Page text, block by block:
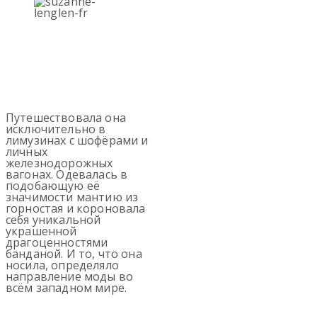
Путешествовала она
исключительно в
лимузинах с шофёрами и
личных
железнодорожных
вагонах. Одевалась в
подобающую её
значимости мантию из
горностая и короновала
себя уникальной
украшенной
драгоценностями
банданой. И то, что она
носила, определяло
направление моды во
всём западном мире.